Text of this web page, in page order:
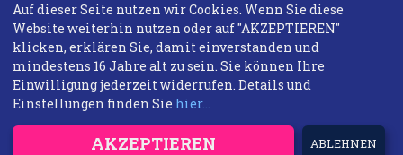
Auf dieser Seite nutzen wir Cookies. Wenn Sie diese
Website weiterhin nutzen oder auf "AKZEPTIEREN"
klicken, erklären Sie, damit einverstanden und
mindestens 16 Jahre alt zu sein. Sie können Ihre
Einwilligung jederzeit widerrufen. Details und
Einstellungen finden Sie hier...
AKZEPTIEREN ABLEHNEN